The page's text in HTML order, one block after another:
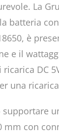
La
batteria
è
e il
ricarica DC
una
supportare
mm con